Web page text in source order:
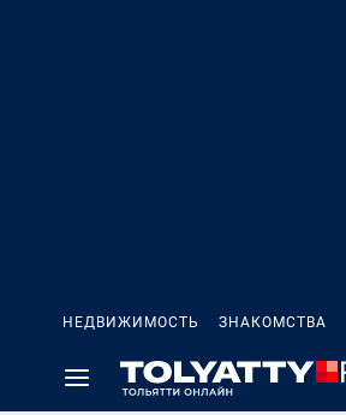
НЕДВИЖИМОСТЬ ЗНАКОМСТВА